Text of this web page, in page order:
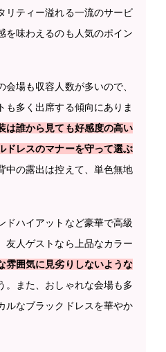
リティー溢れる一流のサービ
を味わえるのも人気のポイン
場も収容人数が多いので、
も多く出席する傾向にありま
は誰から見ても好感度の高い
ドレスのマナーを守って選ぶ
の露出は控えて、単色無地
ドハイアットなど豪華で高級
友人ゲストなら上品なカラー
雰囲気に見劣りしないような
。また、おしゃれな会場も多
ルなブラックドレスを華やか